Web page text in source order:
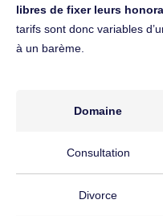
libres de fixer leurs
tarifs sont donc variables
à un barème.
Domaine
Consultation
Divorce